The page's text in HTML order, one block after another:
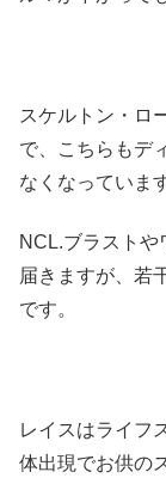
スケルトン・ロ
で、こちらもデ
なくなっていま
NCL.ブラストや
届きますが、若
です。
レイスはライフ
体出現でお供の